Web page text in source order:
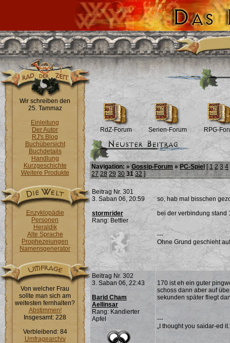
Wir schreiben den
25. Tammaz
Einleitung
Der Autor
RJ's Blog
Buchübersicht
Buchdetails
Handlung
Kurzgeschichte
Weitere Produkte
Enzyklopädie
Personen
Heraldik
Alte Sprache
Prophezeiungen
Namensgenerator
Von welcher Frau
sollte man sich am
weitesten fernhalten?
Abstimmen!
Insgesamt: 228
Verbleibend: 84
Umfragearchiv
RdZ-Forum Serien-Forum RPG-
Navigation: » Gossip-Forum » PC-Spiel [1 2 3 4
27 28 29 30 31 32 ]
Beitrag Nr. 301
3. Saban 06, 20:59
stormrider
Rang: Bettler
so, hab mal bisschen
bei der verbindung stand
---
Ohne Grund geschieht
Beitrag Nr. 302
3. Saban 06, 22:43
Barid Cham
Aellinsar
Rang: Kandierter
Apfel
170 ist eh ein guter
schoss dann aber auf
sekunden später fliegt
---
„I thought you saidar-ed